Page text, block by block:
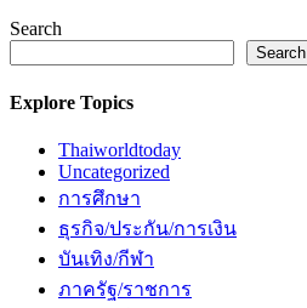
Search
Search
Explore Topics
Thaiworldtoday
Uncategorized
การศึกษา
ธุรกิจ/ประกัน/การเงิน
บันเทิง/กีฬา
ภาครัฐ/ราชการ